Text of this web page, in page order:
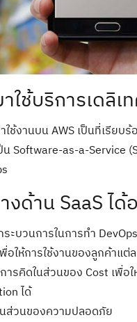
ใช้บริการเดลิเ
ใช้งานบน AWS เป็นที่เรีย
Software-as-a-Service
ด้าน SaaS ได้
ะบวนการในการทำ DevOps
อให้การใช้งานของลูกค้าแ
รคิดในส่วนของ Cost เพื่อ
ได้
ส่วนของความปลอดภัย